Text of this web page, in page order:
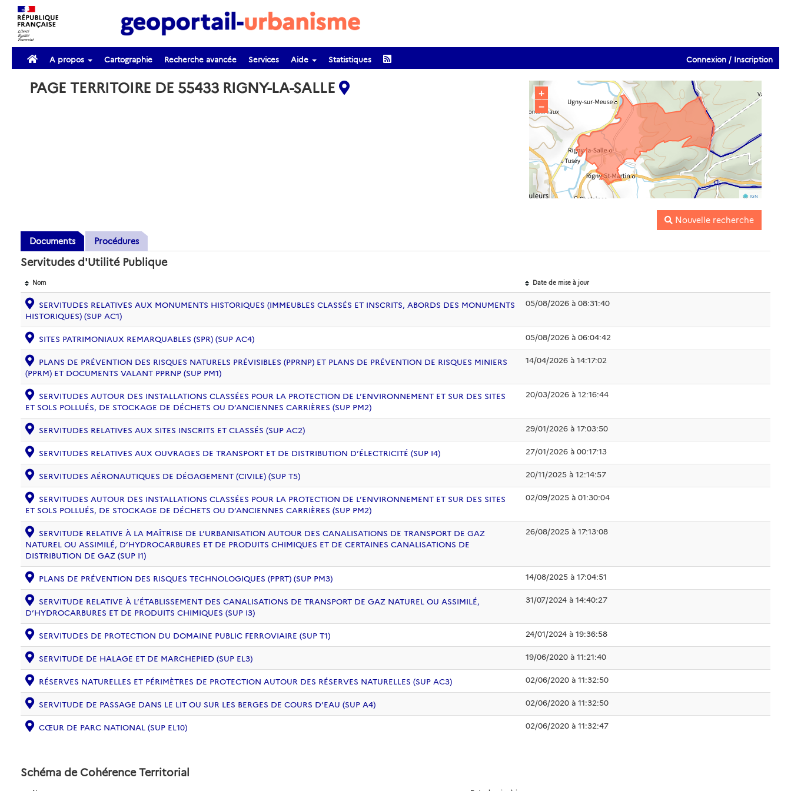
A propos Cartographie Recherche avancée Services Aide Statistiques Connexion / Inscription
PAGE TERRITOIRE DE 55433 RIGNY-LA-SALLE
+
−
IGN
Nouvelle recherche
Documents
Procédures
Servitudes d'Utilité Publique
Nom Date de mise à jour
SERVITUDES RELATIVES AUX MONUMENTS HISTORIQUES (IMMEUBLES CLASSÉS ET INSCRITS, ABORDS DES MONUMENTS
HISTORIQUES) (SUP AC1)
05/08/2026 à 08:31:40
SITES PATRIMONIAUX REMARQUABLES (SPR) (SUP AC4) 05/08/2026 à 06:04:42
PLANS DE PRÉVENTION DES RISQUES NATURELS PRÉVISIBLES (PPRNP) ET PLANS DE PRÉVENTION DE RISQUES MINIERS
(PPRM) ET DOCUMENTS VALANT PPRNP (SUP PM1)
14/04/2026 à 14:17:02
SERVITUDES AUTOUR DES INSTALLATIONS CLASSÉES POUR LA PROTECTION DE L’ENVIRONNEMENT ET SUR DES SITES
ET SOLS POLLUÉS, DE STOCKAGE DE DÉCHETS OU D’ANCIENNES CARRIÈRES (SUP PM2)
20/03/2026 à 12:16:44
SERVITUDES RELATIVES AUX SITES INSCRITS ET CLASSÉS (SUP AC2) 29/01/2026 à 17:03:50
SERVITUDES RELATIVES AUX OUVRAGES DE TRANSPORT ET DE DISTRIBUTION D’ÉLECTRICITÉ (SUP I4) 27/01/2026 à 00:17:13
SERVITUDES AÉRONAUTIQUES DE DÉGAGEMENT (CIVILE) (SUP T5) 20/11/2025 à 12:14:57
SERVITUDES AUTOUR DES INSTALLATIONS CLASSÉES POUR LA PROTECTION DE L’ENVIRONNEMENT ET SUR DES SITES
ET SOLS POLLUÉS, DE STOCKAGE DE DÉCHETS OU D’ANCIENNES CARRIÈRES (SUP PM2)
02/09/2025 à 01:30:04
SERVITUDE RELATIVE À LA MAÎTRISE DE L’URBANISATION AUTOUR DES CANALISATIONS DE TRANSPORT DE GAZ
NATUREL OU ASSIMILÉ, D’HYDROCARBURES ET DE PRODUITS CHIMIQUES ET DE CERTAINES CANALISATIONS DE
DISTRIBUTION DE GAZ (SUP I1)
26/08/2025 à 17:13:08
PLANS DE PRÉVENTION DES RISQUES TECHNOLOGIQUES (PPRT) (SUP PM3) 14/08/2025 à 17:04:51
SERVITUDE RELATIVE À L’ÉTABLISSEMENT DES CANALISATIONS DE TRANSPORT DE GAZ NATUREL OU ASSIMILÉ,
D’HYDROCARBURES ET DE PRODUITS CHIMIQUES (SUP I3)
31/07/2024 à 14:40:27
SERVITUDES DE PROTECTION DU DOMAINE PUBLIC FERROVIAIRE (SUP T1) 24/01/2024 à 19:36:58
SERVITUDE DE HALAGE ET DE MARCHEPIED (SUP EL3) 19/06/2020 à 11:21:40
RÉSERVES NATURELLES ET PÉRIMÈTRES DE PROTECTION AUTOUR DES RÉSERVES NATURELLES (SUP AC3) 02/06/2020 à 11:32:50
SERVITUDE DE PASSAGE DANS LE LIT OU SUR LES BERGES DE COURS D’EAU (SUP A4) 02/06/2020 à 11:32:50
CŒUR DE PARC NATIONAL (SUP EL10) 02/06/2020 à 11:32:47
Schéma de Cohérence Territorial